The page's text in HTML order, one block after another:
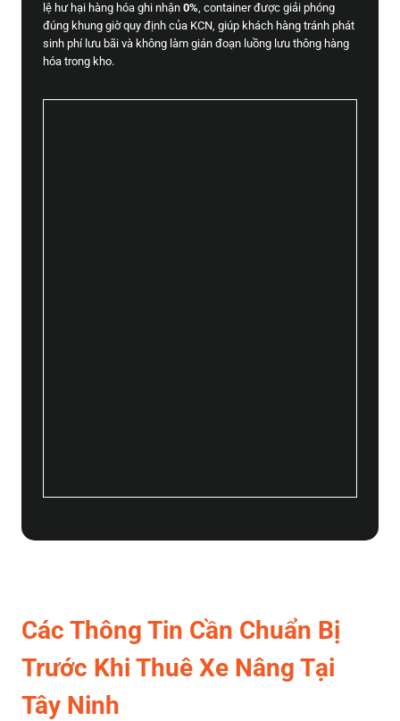
lệ hư hại hàng hóa ghi nhận 0%, container được giải phóng
đúng khung giờ quy định của KCN, giúp khách hàng tránh phát
sinh phí lưu bãi và không làm gián đoạn luồng lưu thông hàng
hóa trong kho.
Các Thông Tin Cần Chuẩn Bị
Trước Khi Thuê Xe Nâng Tại
Tây Ninh